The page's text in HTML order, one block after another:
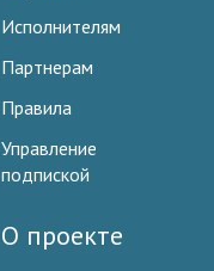
Исполнителям
Партнерам
Правила
Управление
подпиской
О проекте